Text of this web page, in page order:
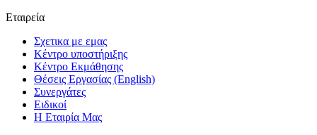
Εταιρεία
Σχετικα με εμας
Κέντρο υποστήριξης
Κέντρο Εκμάθησης
Θέσεις Εργασίας (English)
Συνεργάτες
Ειδικοί
Η Εταιρία Μας